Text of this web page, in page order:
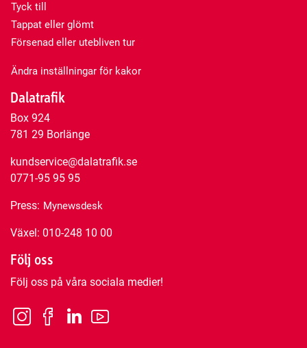
Tyck till
Tappat eller glömt
Försenad eller utebliven tur
Ändra inställningar för kakor
Dalatrafik
Box 924
781 29 Borlänge
kundservice@dalatrafik.se
0771-95 95 95
Press: Mynewsdesk
Växel: 010-248 10 00
Följ oss
Följ oss på våra sociala medier!